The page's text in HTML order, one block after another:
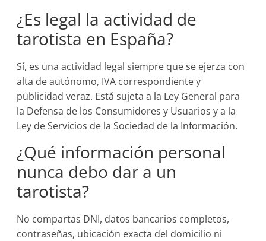
¿Es legal la actividad de
tarotista en España?
Sí, es una actividad legal siempre que se ejerza con
alta de autónomo, IVA correspondiente y
publicidad veraz. Está sujeta a la Ley General para
la Defensa de los Consumidores y Usuarios y a la
Ley de Servicios de la Sociedad de la Información.
¿Qué información personal
nunca debo dar a un
tarotista?
No compartas DNI, datos bancarios completos,
contraseñas, ubicación exacta del domicilio ni